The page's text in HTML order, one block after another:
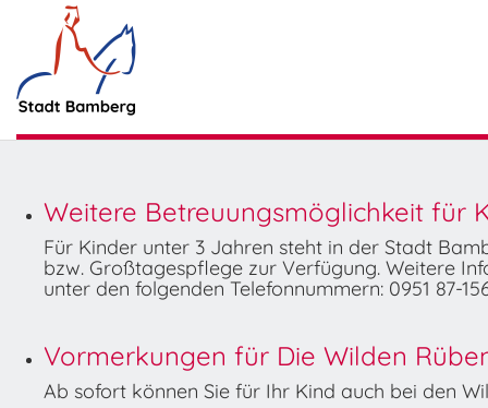
Weitere Betreuungsmöglichkeit für
Für Kinder unter 3 Jahren steht in der Stadt
bzw. Großtagespflege zur Verfügung. Weitere
unter den folgenden Telefonnummern: 0951 87-
Vormerkungen für Die Wilden
Ab sofort können Sie für Ihr Kind auch bei den